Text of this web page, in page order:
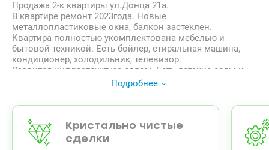
Продажа 2-к квартиры ул.Донца 21а.
В квартире ремонт 2023года. Новые
металлопластиковые окна, балкон застеклен.
Квартира полностью укомплектована мебелью и
бытовой техникой. Есть бойлер, стиральная машина,
кондиционер, холодильник, телевизор.
Развитая инфраструктура рядом. Есть детские сады и
школы в пешей доступности.
valion.ua/1076317
Подробнее
Кристально чистые
сделки